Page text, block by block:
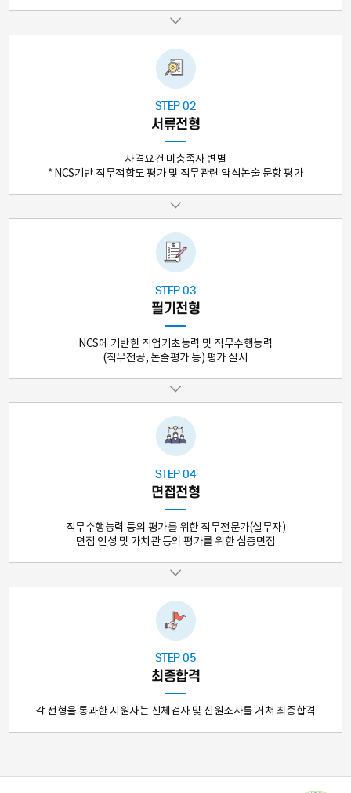
STEP 02
서류전형
자격요건 미충족자 변별
* NCS기반 직무적합도 평가 및 직무관련 약식논술 문항 평가
STEP 03
필기전형
NCS에 기반한 직업기초능력 및 직무수행능력
(직무전공, 논술평가 등) 평가 실시
STEP 04
면접전형
직무수행능력 등의 평가를 위한 직무전문가(실무자)
면접 인성 및 가치관 등의 평가를 위한 심층면접
STEP 05
최종합격
각 전형을 통과한 지원자는 신체검사 및 신원조사를 거쳐 최종합격